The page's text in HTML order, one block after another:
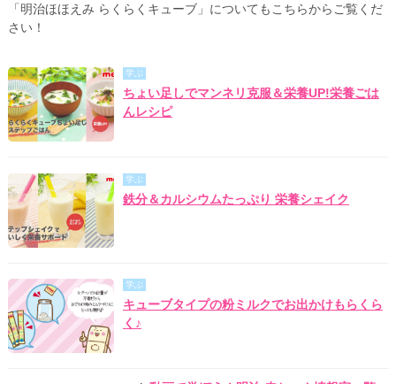
「明治ほほえみ らくらくキューブ」についてもこちらからご覧くだ
さい！
学ぶ
ちょい足しでマンネリ克服＆栄養UP!栄養ごは
んレシピ
学ぶ
鉄分＆カルシウムたっぷり 栄養シェイク
学ぶ
キューブタイプの粉ミルクでお出かけもらくら
く♪